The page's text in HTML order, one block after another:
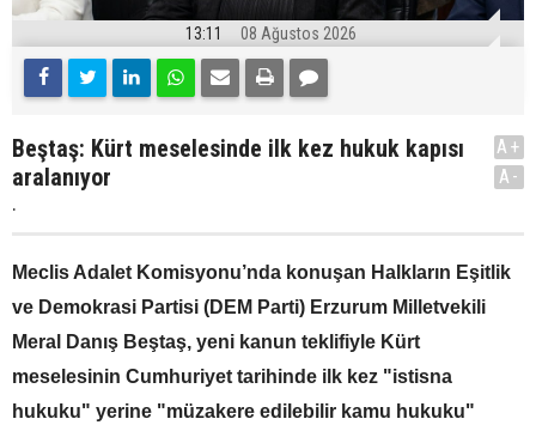
13:11 08 Ağustos 2026
Beştaş: Kürt meselesinde ilk kez hukuk kapısı
aralanıyor
.
A+
A-
Meclis Adalet Komisyonu’nda konuşan Halkların Eşitlik
ve Demokrasi Partisi (DEM Parti) Erzurum Milletvekili
Meral Danış Beştaş, yeni kanun teklifiyle Kürt
meselesinin Cumhuriyet tarihinde ilk kez "istisna
hukuku" yerine "müzakere edilebilir kamu hukuku"